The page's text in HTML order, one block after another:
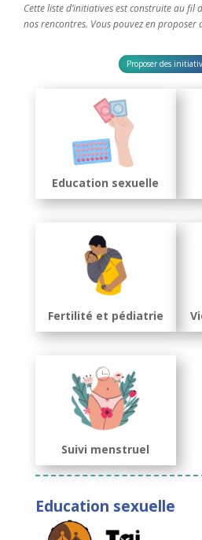
Cette liste d’initiatives est construite au fil
nos rencontres. Vous pouvez en proposer
Proposer des
Education sexuelle
Fertilité et pédiatrie
Suivi menstruel
Education sexuelle